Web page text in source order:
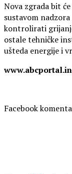
Nova zgrada bit
sustavom
kontrolirati
ostale tehničke
ušteda energije i
Facebook